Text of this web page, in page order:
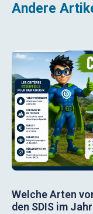
Andere
Welche Arten
den SDIS im